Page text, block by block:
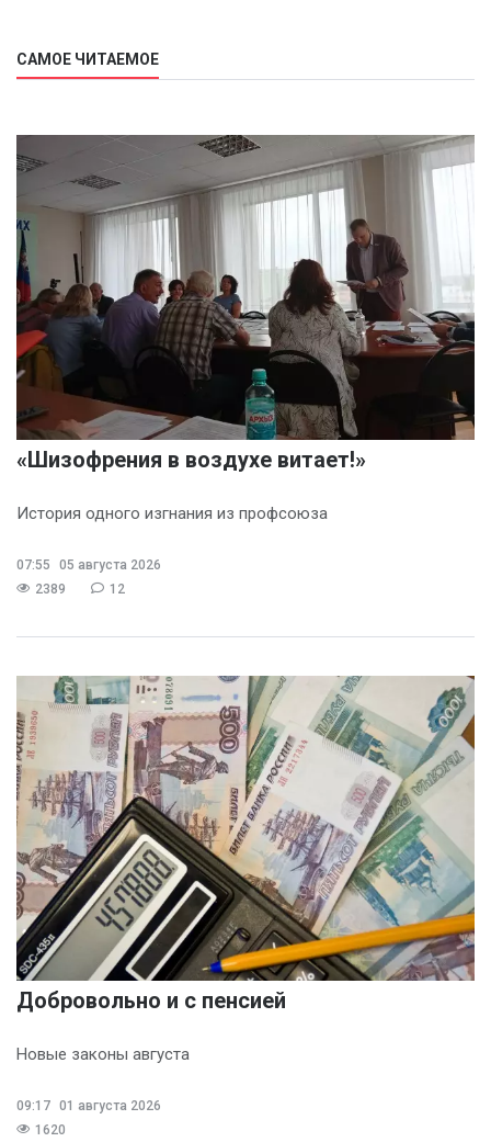
САМОЕ ЧИТАЕМОЕ
«Шизофрения в воздухе витает!»
История одного изгнания из профсоюза
07:55
05 августа 2026
2389
12
Добровольно и с пенсией
Новые законы августа
09:17 01 августа 2026
1620